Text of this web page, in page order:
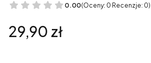
0.00(Oceny: 0 Recenzje: 0)
Cena
29,90 zł